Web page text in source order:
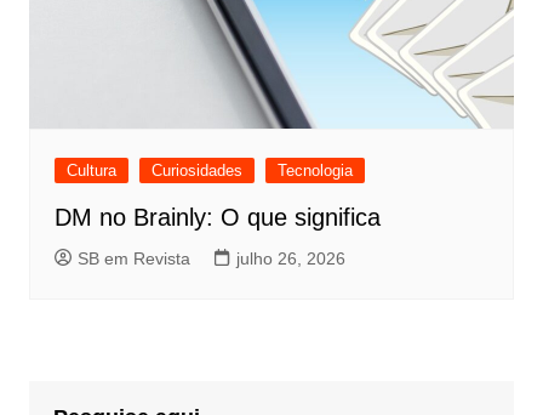
Cultura Curiosidades Tecnologia
DM no Brainly: O que significa
SB em Revista julho 26, 2026